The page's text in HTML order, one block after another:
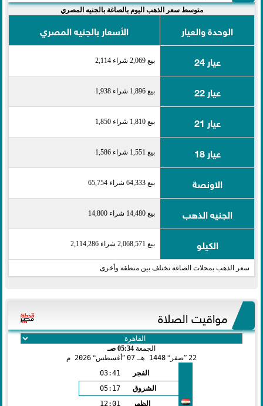
متوسط سعر الذهب اليوم بالصاغة بالجنيه المصري
الوحدة والعيار
الأسعار بالجنيه المصري
عيار 24
بيع 2,069 شراء 2,114
عيار 22 بيع 1,896 شراء 1,938
عيار 21 بيع 1,810 شراء 1,850
عيار 18 بيع 1,551 شراء 1,586
الاونصة بيع 64,333 شراء 65,754
الجنيه الذهب بيع 14,480 شراء 14,800
الكيلو بيع 2,068,571 شراء 2,114,286
سعر الذهب بمحلات الصاغة تختلف بين منطقة وأخرى
مواقيت الصلاة
الجمعة 05:34 صـ
22 صفر 1448 هـ 07 أغسطس 2026 م
الفجر
03:41
الشروق
05:17
الظهر
12:01